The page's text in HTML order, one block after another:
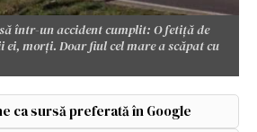
într-un accident cumplit: O fetiță de
morți. Doar fiul cel mare a scăpat cu
ca sursă preferată în Google